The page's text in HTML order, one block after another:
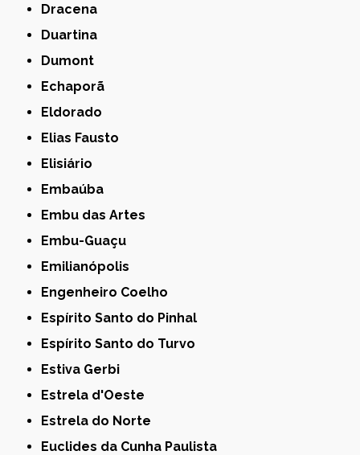
Dracena
Duartina
Dumont
Echaporã
Eldorado
Elias Fausto
Elisiário
Embaúba
Embu das Artes
Embu-Guaçu
Emilianópolis
Engenheiro Coelho
Espírito Santo do Pinhal
Espírito Santo do Turvo
Estiva Gerbi
Estrela d'Oeste
Estrela do Norte
Euclides da Cunha Paulista